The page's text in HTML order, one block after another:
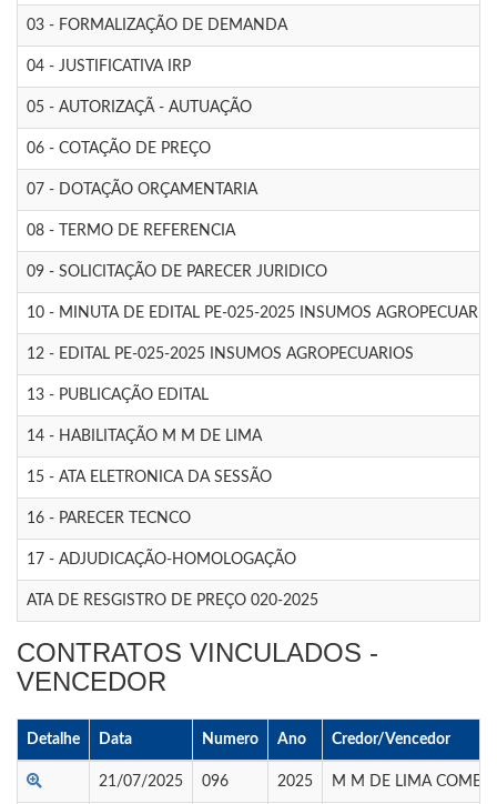
03 - FORMALIZAÇÃO DE DEMANDA
04 - JUSTIFICATIVA IRP
05 - AUTORIZAÇÃ - AUTUAÇÃO
06 - COTAÇÃO DE PREÇO
07 - DOTAÇÃO ORÇAMENTARIA
08 - TERMO DE REFERENCIA
09 - SOLICITAÇÃO DE PARECER JURIDICO
10 - MINUTA DE EDITAL PE-025-2025 INSUMOS
12 - EDITAL PE-025-2025 INSUMOS AGROPECUARIOS
13 - PUBLICAÇÃO EDITAL
14 - HABILITAÇÃO M M DE LIMA
15 - ATA ELETRONICA DA SESSÃO
16 - PARECER TECNCO
17 - ADJUDICAÇÃO-HOMOLOGAÇÃO
ATA DE RESGISTRO DE PREÇO 020-2025
CONTRATOS VINCULADOS -
VENCEDOR
Detalhe Data Numero Ano Credor/Vencedor
21/07/2025 096 2025 M M DE LIMA